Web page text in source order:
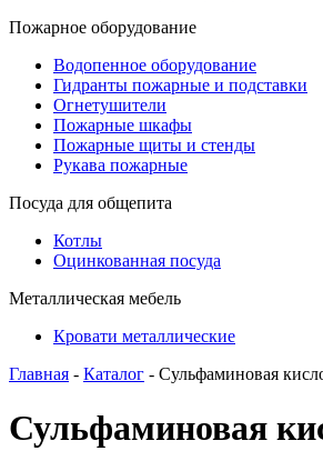
Пожарное оборудование
Водопенное оборудование
Гидранты пожарные и подставки
Огнетушители
Пожарные шкафы
Пожарные щиты и стенды
Рукава пожарные
Посуда для общепита
Котлы
Оцинкованная посуда
Металлическая мебель
Кровати металлические
Главная - Каталог - Сульфаминовая
Сульфаминовая